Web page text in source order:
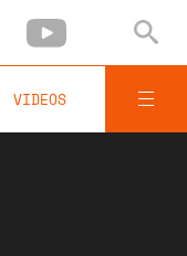
VIDEOS